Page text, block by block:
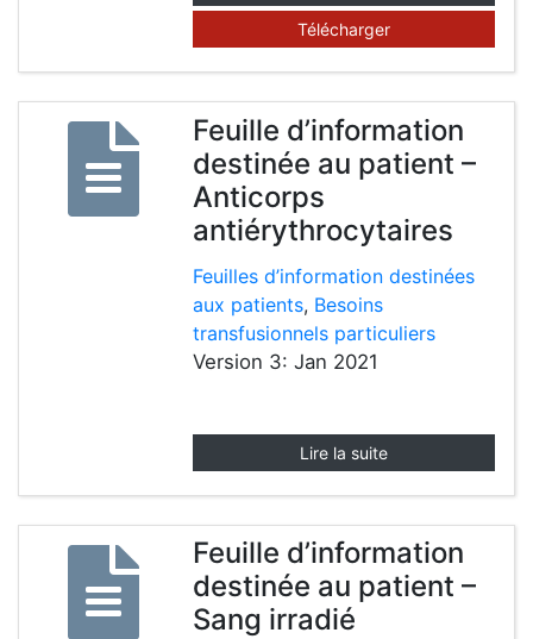
Télécharger
Feuille d’information
destinée au patient –
Anticorps
antiérythrocytaires
Feuilles d’information destinées
aux patients, Besoins
transfusionnels particuliers
Version 3: Jan 2021
Lire la suite
Feuille d’information
destinée au patient –
Sang irradié